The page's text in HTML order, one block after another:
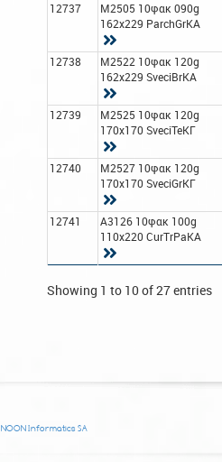
12737
M2505 10φακ 090g
162x229 ParchGrΚΑ
12738
M2522 10φακ 120g
162x229 SveciBrΚΑ
12739
M2525 10φακ 120g
170x170 SveciTeΚΓ
12740
M2527 10φακ 120g
170x170 SveciGrΚΓ
12741
A3126 10φακ 100g
110x220 CurTrPaΚΑ
Showing 1 to 10 of 27 entries
NOON Informatics SA